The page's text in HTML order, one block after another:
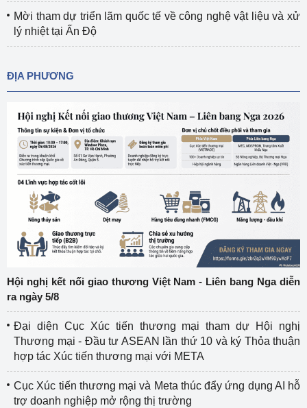
Mời tham dự triển lãm quốc tế về công nghệ vật liệu và xử
lý nhiệt tại Ấn Độ
ĐỊA PHƯƠNG
Hội nghị kết nối giao thương Việt Nam - Liên bang Nga diễn
ra ngày 5/8
Đại diện Cục Xúc tiến thương mại tham dự Hội nghị
Thương mại - Đầu tư ASEAN lần thứ 10 và ký Thỏa thuận
hợp tác Xúc tiến thương mại với META
Cục Xúc tiến thương mại và Meta thúc đẩy ứng dụng AI hỗ
trợ doanh nghiệp mở rộng thị trường